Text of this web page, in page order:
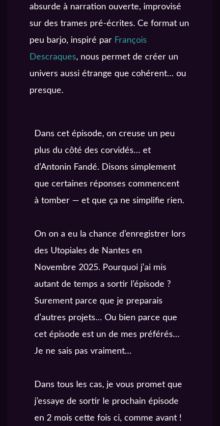
absurde à narration ouverte, improvisé
sur des trames pré-écrites. Ce format un
peu barjo, inspiré par François
Descraques, nous permet de créer un
univers aussi étrange que cohérent… ou
presque.
Dans cet épisode, on creuse un peu
plus du côté des corvidés… et
d’Antonin Fandé. Disons simplement
que certaines réponses commencent
à tomber — et que ça ne simplifie rien.
On on a eu la chance d’enregistrer lors
des Utopiales de Nantes en
Novembre 2025. Pourquoi j’ai mis
autant de temps a sortir l’épisode ?
Surement parce que je preparais
d’autres projets… Ou bien parce que
cet épisode est un de mes préférés…
Je ne sais pas vraiment…
Dans tous les cas, je vous promet que
j’essaye de sortir le prochain épisode
en 2 mois cette fois ci, comme avant !